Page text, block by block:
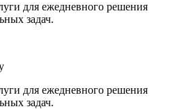
для ежедневного решения
задач.
для ежедневного решения
задач.